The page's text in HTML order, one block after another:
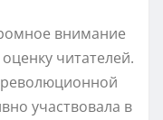
внимание
читателей.
участвовала в